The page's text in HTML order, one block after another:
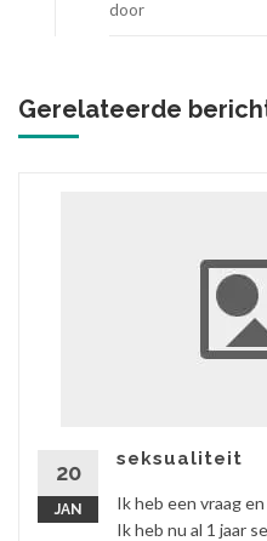
door
Gerelateerde
20
JAN
seksualiteit
Ik heb een vraag
Ik heb nu al 1 jaar